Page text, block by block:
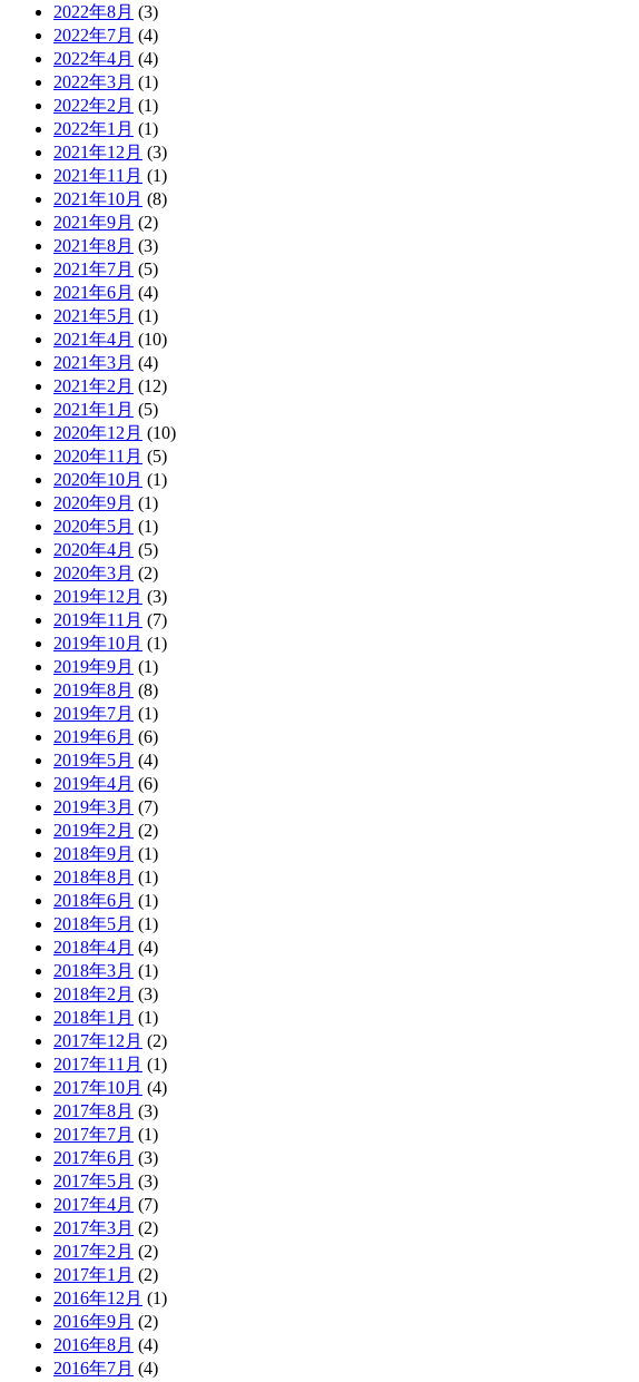
2022年8月 (3)
2022年7月 (4)
2022年4月 (4)
2022年3月 (1)
2022年2月 (1)
2022年1月 (1)
2021年12月 (3)
2021年11月 (1)
2021年10月 (8)
2021年9月 (2)
2021年8月 (3)
2021年7月 (5)
2021年6月 (4)
2021年5月 (1)
2021年4月 (10)
2021年3月 (4)
2021年2月 (12)
2021年1月 (5)
2020年12月 (10)
2020年11月 (5)
2020年10月 (1)
2020年9月 (1)
2020年5月 (1)
2020年4月 (5)
2020年3月 (2)
2019年12月 (3)
2019年11月 (7)
2019年10月 (1)
2019年9月 (1)
2019年8月 (8)
2019年7月 (1)
2019年6月 (6)
2019年5月 (4)
2019年4月 (6)
2019年3月 (7)
2019年2月 (2)
2018年9月 (1)
2018年8月 (1)
2018年6月 (1)
2018年5月 (1)
2018年4月 (4)
2018年3月 (1)
2018年2月 (3)
2018年1月 (1)
2017年12月 (2)
2017年11月 (1)
2017年10月 (4)
2017年8月 (3)
2017年7月 (1)
2017年6月 (3)
2017年5月 (3)
2017年4月 (7)
2017年3月 (2)
2017年2月 (2)
2017年1月 (2)
2016年12月 (1)
2016年9月 (2)
2016年8月 (4)
2016年7月 (4)